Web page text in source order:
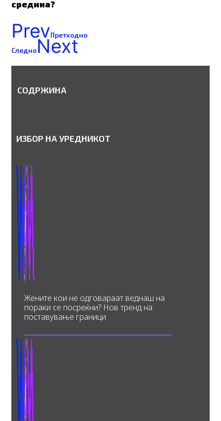
средина?
PrevПретходно
СледноNext
СОДРЖИНА
ИЗБОР НА УРЕДНИКОТ
Жените кои не одговараат веднаш на
пораки се посреќни? Нов тренд на
поставување граници